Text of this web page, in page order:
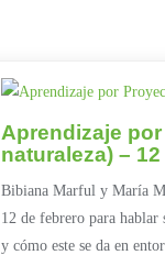
Aprendizaje
naturaleza) –
Bibiana Marful y María
12 de febrero para hablar
y cómo este se da en